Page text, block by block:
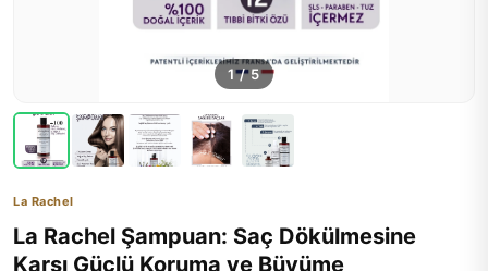
1/5
La Rachel
La Rachel Şampuan: Saç Dökülmesine
Karşı Güçlü Koruma ve Büyüme